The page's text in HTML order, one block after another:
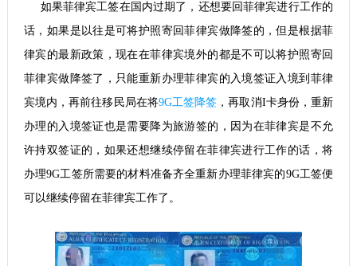
如果菲律宾工签在国内过期了，还想要回菲律宾进行工作的
话，如果是以往是可将护照寄回菲律宾做降签的，但是根据菲
律宾的最新政策，现在在菲律宾境外的都是不可以将护照寄回
菲律宾做降签了，只能重新办理菲律宾的入境签证入境到菲律
宾境内，再前往移民局在将9G工签降签 ，再取消I卡身份，重新
办理的入境签证也是需要降为旅游签的，因为在菲律宾是不允
许持双签证的，如果还想继续停留在菲律宾进行工作的话，将
办理9G工签所需要的材料准备齐全重新办理菲律宾的9G工签便
可以继续停留在菲律宾工作了。